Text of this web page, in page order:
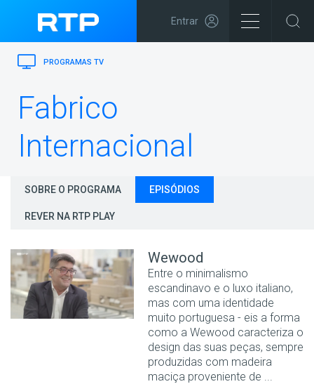
Entrar
PROGRAMAS TV
Fabrico
Internacional
SOBRE O PROGRAMA EPISÓDIOS
REVER NA RTP PLAY
Wewood
Entre o minimalismo
escandinavo e o luxo italiano,
mas com uma identidade
muito portuguesa - eis a forma
como a Wewood caracteriza o
design das suas peças, sempre
produzidas com madeira
maciça proveniente de ...